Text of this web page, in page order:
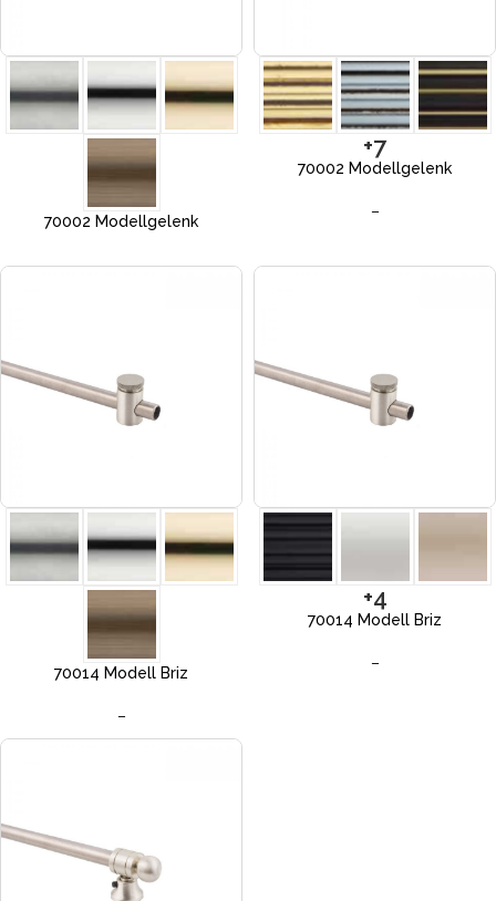
70002 Modellgelenk
+7
70002 Modellgelenk
–
70014 Modell Briz
–
+4
70014 Modell Briz
–